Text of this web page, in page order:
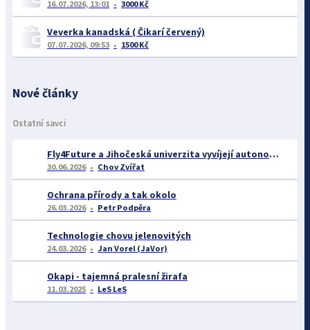
16.07.2026, 13:01 3000 Kč
Veverka kanadská ( Čikarí červený)
07.07.2026, 09:53 1500 Kč
Nové články
Ostatní savci
Fly4Future a Jihočeská univerzita vyvíjejí autonomní systém pro záchranu srnčat při senoseči
30.06.2026 Chov Zvířat
Ochrana přírody a tak okolo
26.03.2026 Petr Podpěra
Technologie chovu jelenovitých
24.03.2026 Jan Vorel (JaVor)
Okapi - tajemná pralesní žirafa
11.03.2025 LeS LeS